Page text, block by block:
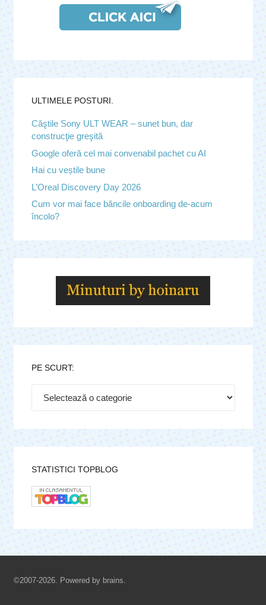
ULTIMELE POSTURI.
Căştile Sony ULT WEAR – sunet bun, dar
construcţie greşită
Google oferă cel mai convenabil pachet cu AI
Hai cu veștile bune
L’Oreal Discovery Day 2026
Cum vor mai face băncile onboarding de-acum
încolo?
PE SCURT:
STATISTICI TOPBLOG
©2007-2026. Powered by brains.